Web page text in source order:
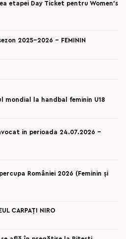
etapei Day Ticket pentru Women’s
2025-2026 - FEMININ
mondial la handbal feminin U18
in perioada 24.07.2026 –
României 2026 (Feminin și
CARPAȚI NIRO